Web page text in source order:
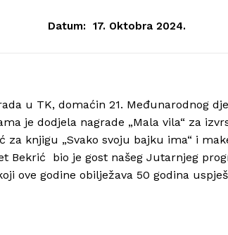
Info
O nama
Datum: 17. Oktobra 2024.
u TK, domaćin 21. Međunarodnog
je dodjela nagrade „Mala vila“ za
knjigu „Svako svoju bajku ima“ i
Bekrić bio je gost našeg Jutarnjeg
ove godine obilježava 50 godina